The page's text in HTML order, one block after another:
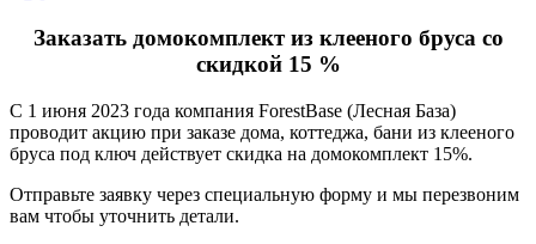
Заказать домокомплект из клееного бруса со
скидкой 15 %
С 1 июня 2023 года компания ForestBase (Лесная База)
проводит акцию при заказе дома, коттеджа, бани из клееного
бруса под ключ действует скидка на домокомплект 15%.
Отправьте заявку через специальную форму и мы перезвоним
вам чтобы уточнить детали.